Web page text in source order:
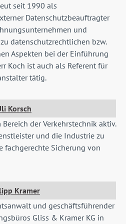
seit 1990 als
Datenschutzbeauftragter
und
datenschutz­rechtlichen bzw.
Aspekten bei der Einführung
Koch ist auch als Referent für
tätig.
Korsch
der Verkehrstechnik aktiv.
und die Industrie zu
fachgerechte Sicherung von
Kramer
und geschäftsführender
Gliss & Kramer KG in